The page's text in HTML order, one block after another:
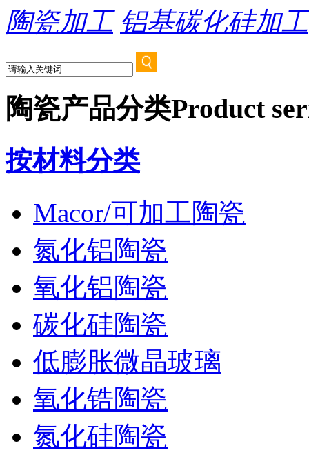
陶瓷加工 铝基碳化硅加工
陶瓷产品分类Product
按材料分类
Macor/可加工陶瓷
氮化铝陶瓷
氧化铝陶瓷
碳化硅陶瓷
低膨胀微晶玻璃
氧化锆陶瓷
氮化硅陶瓷